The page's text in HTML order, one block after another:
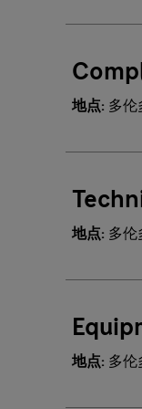
地点: 多伦
地点: 多伦
地点: 多伦